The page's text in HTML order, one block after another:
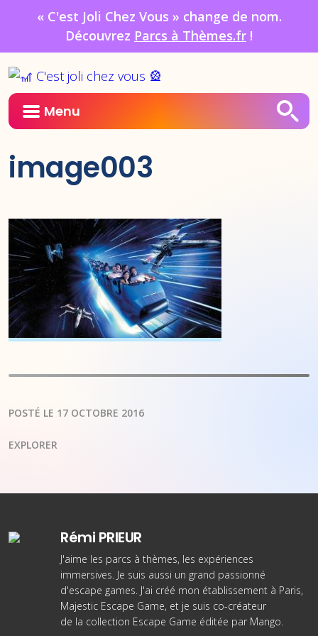
« C'est Joli Chez Vous » change de nom.
Découvrez Parcs à Thèmes.fr !
Menu
image003
POSTÉ LE 17 OCTOBRE 2016
EXPLORER
Rémi PRIEUR
J'aime les parcs à thèmes, les expériences
immersives. Je suis aussi un grand passionné
d'escape games. J'ai créé mon établissement à Paris,
Majestic Escape Game, et je suis co-créateur
de la collection Escape Game éditée par Mango.